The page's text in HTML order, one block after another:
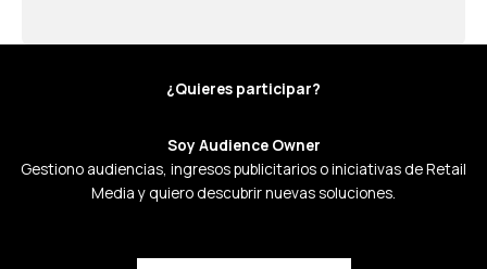
¿Quieres participar?
Soy Audience Owner
Gestiono audiencias, ingresos publicitarios o iniciativas de Retail
Media y quiero descubrir nuevas soluciones.